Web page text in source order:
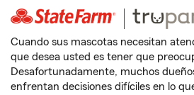
Cuando sus mascotas necesitan
que desea usted es tener que
Desafortunadamente, muchos
enfrentan decisiones difíciles en lo